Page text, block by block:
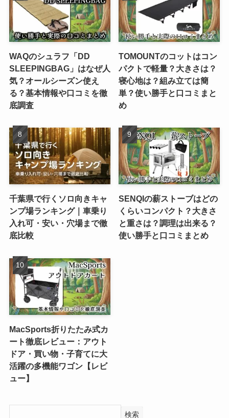
WAQのシュラフ「DD
SLEEPINGBAG」はなぜ人
気？オールシーズン使え
る？基本情報や口コミを徹
底調査
TOMOUNTのコットはコン
パクトで軽量？大きさは？
寝心地は？組み立ては簡
単？使い勝手と口コミまと
め
千葉県で行くソロ向きキャ
ンプ場ランキング｜車乗り
入れ可・安い・穴場まで徹
底比較
SENQIの薪ストーブはどの
くらいコンパクト？大きさ
と重さは？調理は出来る？
使い勝手と口コミまとめ
MacSports折りたたみ式カ
ート徹底レビュー：アウト
ドア・買い物・子育てに大
活躍の多機能ワゴン【レビ
ュー】
検索